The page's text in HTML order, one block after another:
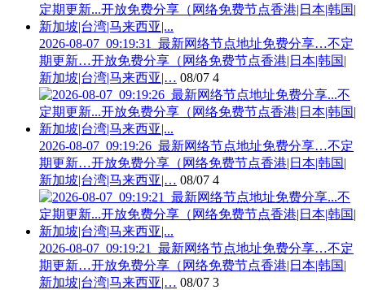
2026-08-07_09:19:31_最新网络节点地址免费分享…不定
期更新…开放免费分享（网络免费节点香港|日本|韩国|
新加坡|台湾|马来西亚|… 08/07 4
2026-08-07_09:19:26_最新网络节点地址免费分享…不定
期更新…开放免费分享（网络免费节点香港|日本|韩国|
新加坡|台湾|马来西亚|… 08/07 4
2026-08-07_09:19:21_最新网络节点地址免费分享…不定
期更新…开放免费分享（网络免费节点香港|日本|韩国|
新加坡|台湾|马来西亚|… 08/07 3